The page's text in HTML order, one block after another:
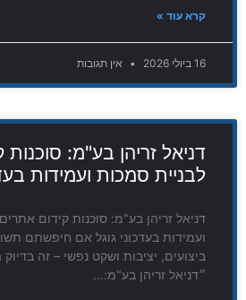
קרא עוד »
16 ביולי 2026 אין תגובות
דניאל זריהן בע"מ: סוכנות
לבניית סמכות ועמידות
דניאל זריהן בע"מ: סוכנות קידום
ועמידות בעדכוני גוגל אם חיפשתם
ביצועים, יציבות ושקט נפשי – זה
״דניאל זריהן בע"מ:…